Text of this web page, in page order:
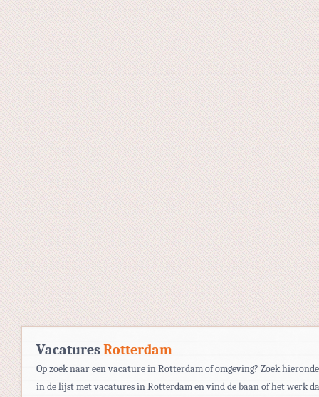
VacaturesRotterdam
Op zoek naar een vacature in Rotterdam of omgeving? Zoek
in de lijst met vacatures in Rotterdam en vind de baan of het werk